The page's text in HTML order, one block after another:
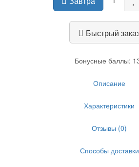
Быстрый
Бонусные баллы:
Описание
Характеристики
Отзывы (0)
Способы доставки